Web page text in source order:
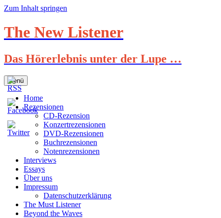
Zum Inhalt springen
The New Listener
Das Hörerlebnis unter der Lupe …
Menü
Home
Rezensionen
CD-Rezension
Konzertrezensionen
DVD-Rezensionen
Buchrezensionen
Notenrezensionen
Interviews
Essays
Über uns
Impressum
Datenschutzerklärung
The Must Listener
Beyond the Waves